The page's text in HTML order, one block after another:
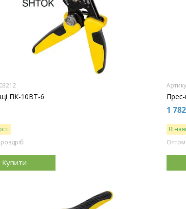
03212
ПК-10ВТ-6
Купити
1
В
Оптом